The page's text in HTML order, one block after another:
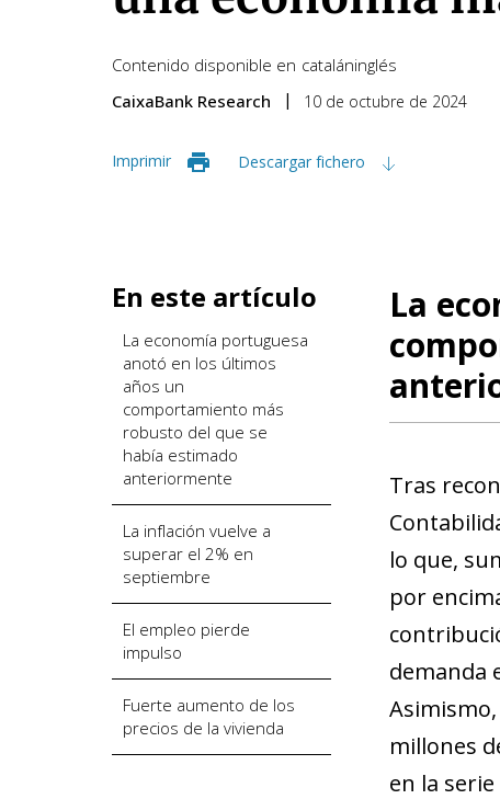
Contenido disponible en cataláninglés
CaixaBank Research
10 de octubre de 2024
Imprimir Descargar fichero
En este artículo
La economía portuguesa
anotó en los últimos
años un
comportamiento más
robusto del que se
había estimado
anteriormente
La inflación vuelve a
superar el 2% en
septiembre
El empleo pierde
impulso
Fuerte aumento de los
precios de la vivienda
La
Tras
lo que,
por
demanda
millones
en la